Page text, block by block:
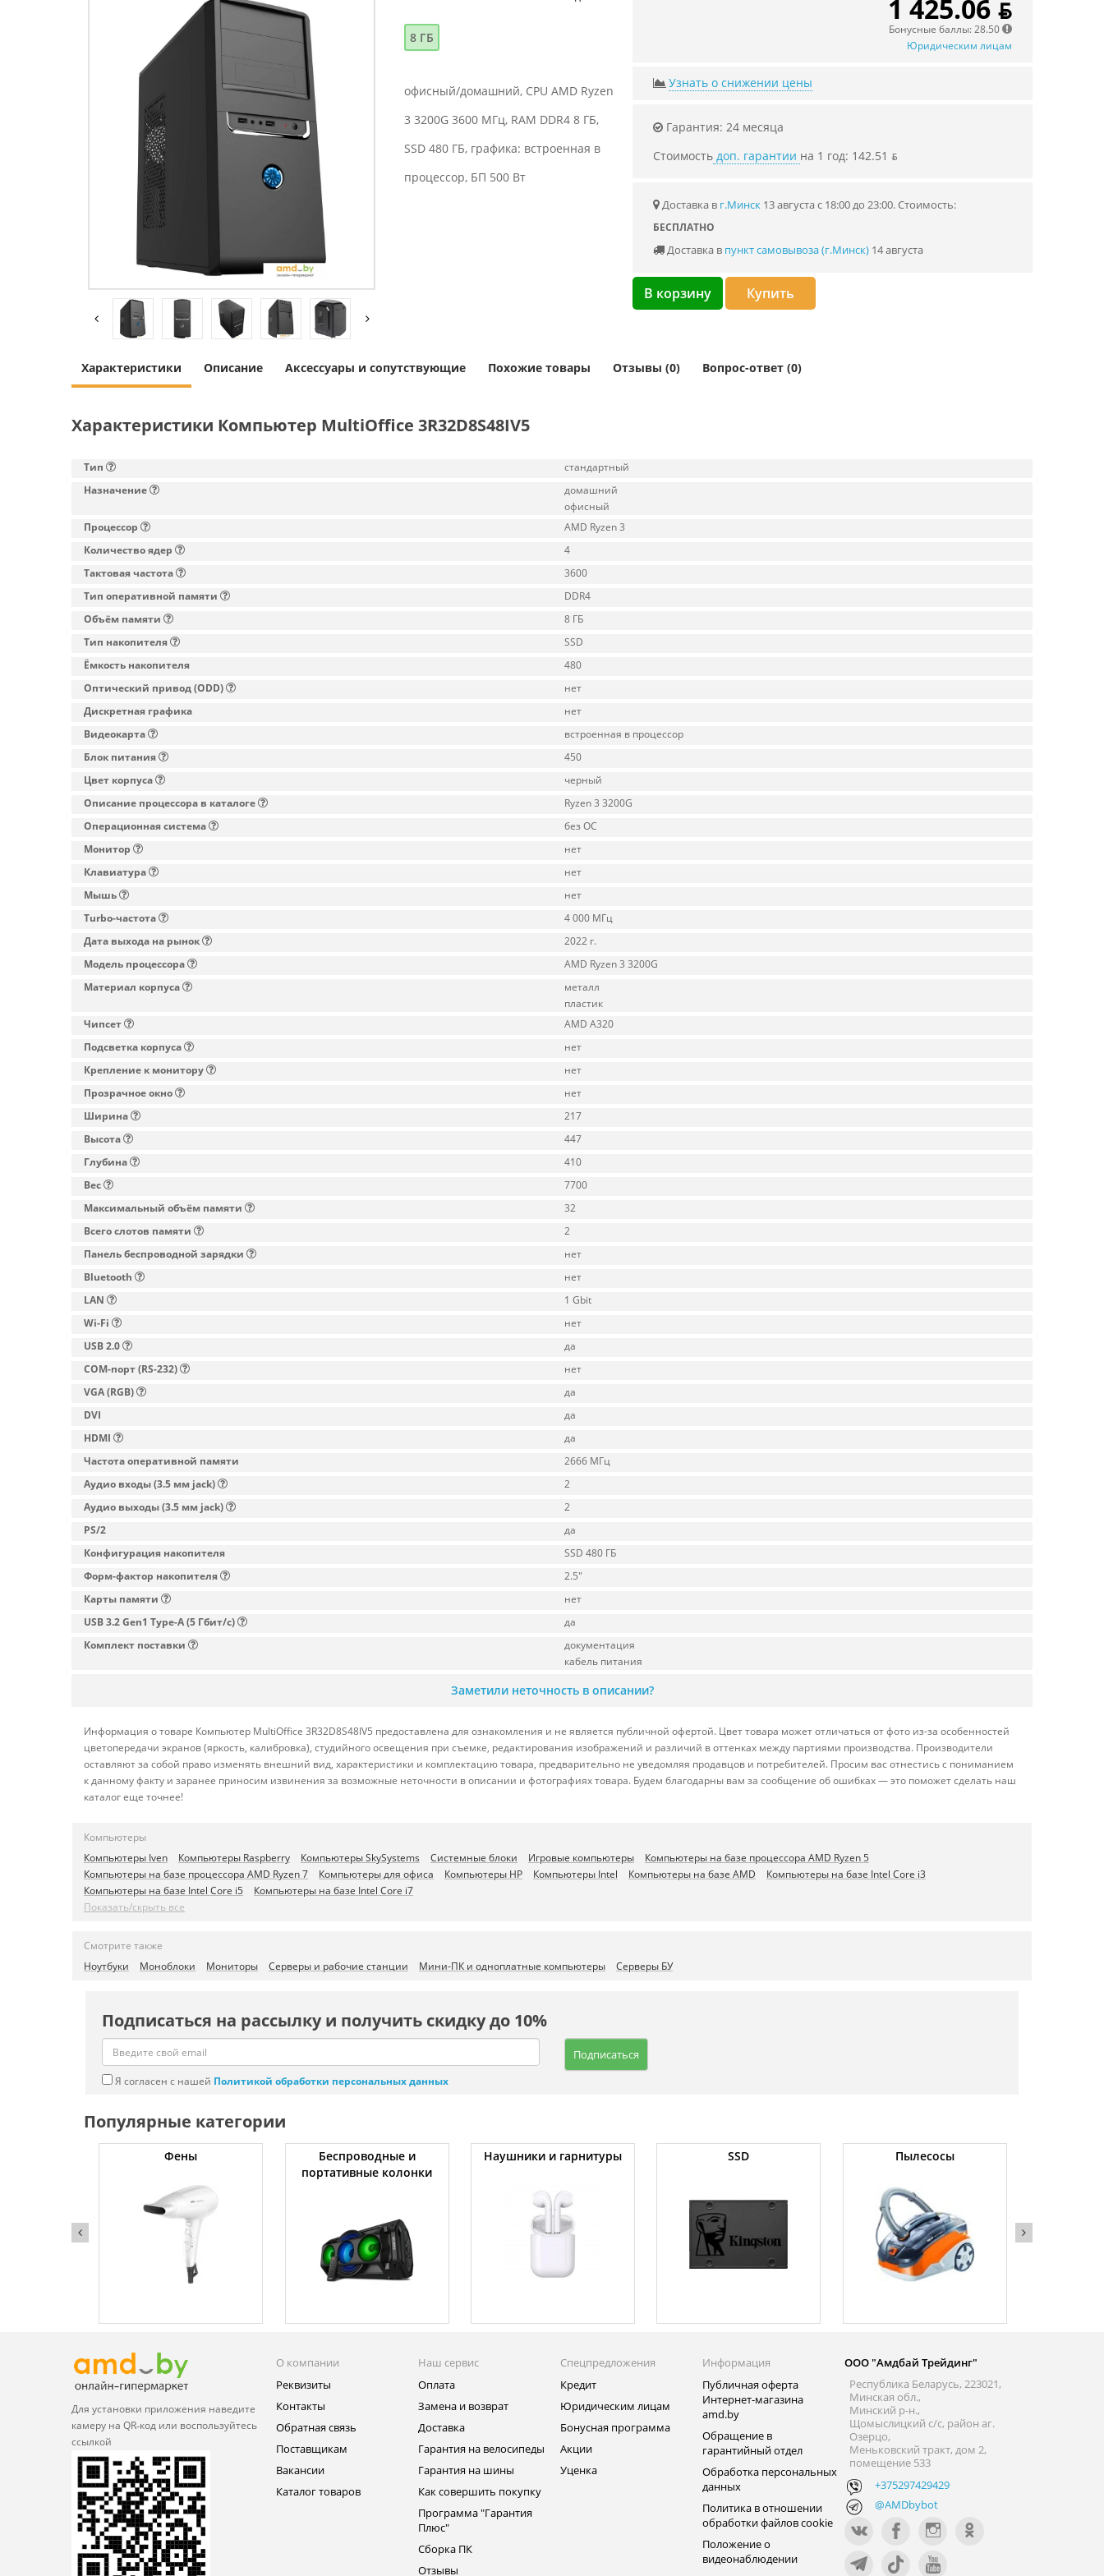
8 ГБ
офисный/домашний, CPU AMD Ryzen
3 3200G 3600 МГц, RAM DDR4 8 ГБ,
SSD 480 ГБ, графика: встроенная в
процессор, БП 500 Вт
1 425.06 ƃ
Бонусные баллы: 28.50
Юридическим лицам
Узнать о снижении цены
Гарантия: 24 месяца
Стоимостьдоп. гарантии на 1 год: 142.51 ƃ
Доставка в г.Минск13 августа с 18:00 до 23:00.Стоимость:
БЕСПЛАТНО
Доставка в пункт самовывоза (г.Минск)14 августа
В корзину Купить
Характеристики Описание Аксессуары и сопутствующие Похожие товары Отзывы (0) Вопрос-ответ (0)
Характеристики Компьютер MultiOffice 3R32D8S48IV5
Тип
стандартный
Назначение
домашний
офисный
Процессор
AMD Ryzen 3
Количество ядер
4
Тактовая частота
3600
Тип оперативной памяти
DDR4
Объём памяти
8 ГБ
Тип накопителя
SSD
Ёмкость накопителя
480
Оптический привод (ODD)
нет
Дискретная графика
нет
Видеокарта
встроенная в процессор
Блок питания
450
Цвет корпуса
черный
Описание процессора в каталоге
Ryzen 3 3200G
Операционная система
без ОС
Монитор
нет
Клавиатура
нет
Мышь
нет
Turbo-частота
4 000 МГц
Дата выхода на рынок
2022 г.
Модель процессора
AMD Ryzen 3 3200G
Материал корпуса
металл
пластик
Чипсет
AMD A320
Подсветка корпуса
нет
Крепление к монитору
нет
Прозрачное окно
нет
Ширина
217
Высота
447
Глубина
410
Вес
7700
Максимальный объём памяти
32
Всего слотов памяти
2
Панель беспроводной зарядки
нет
Bluetooth
нет
LAN
1 Gbit
Wi-Fi
нет
USB 2.0
да
COM-порт (RS-232)
нет
VGA (RGB)
да
DVI
да
HDMI
да
Частота оперативной памяти
2666 МГц
Аудио входы (3.5 мм jack)
2
Аудио выходы (3.5 мм jack)
2
PS/2
да
Конфигурация накопителя
SSD 480 ГБ
Форм-фактор накопителя
2.5"
Карты памяти
нет
USB 3.2 Gen1 Type-A (5 Гбит/с)
да
Комплект поставки
документация
кабель питания
Заметили неточность в описании?
Информация о товаре Компьютер MultiOffice 3R32D8S48IV5 предоставлена для ознакомления и не является публичной офертой. Цвет товара может отличаться от фото из-за особенностей
цветопередачи экранов (яркость, калибровка), студийного освещения при съемке, редактирования изображений и различий в оттенках между партиями производства. Производители
оставляют за собой право изменять внешний вид, характеристики и комплектацию товара, предварительно не уведомляя продавцов и потребителей. Просим вас отнестись с пониманием
к данному факту и заранее приносим извинения за возможные неточности в описании и фотографиях товара. Будем благодарны вам за сообщение об ошибках — это поможет сделать наш
каталог еще точнее!
Компьютеры
Компьютеры Iven
Компьютеры Raspberry Компьютеры SkySystems Системные блоки Игровые компьютеры
Компьютеры на базе процессора AMD Ryzen 5
Компьютеры на базе процессора AMD Ryzen 7
Компьютеры для офиса Компьютеры HP Компьютеры Intel Компьютеры на базе AMD
Компьютеры на базе Intel Core i3
Компьютеры на базе Intel Core i5
Компьютеры на базе Intel Core i7
Показать/скрыть все
Смотрите также
Ноутбуки
Моноблоки Мониторы Серверы и рабочие станции Мини-ПК и одноплатные компьютеры Серверы БУ
Подписаться на рассылку и получить скидку до 10%
Подписаться
Я согласен с нашей Политикой обработки персональных данных
Популярные категории
Фены
Беспроводные и
портативные колонки
Наушники и гарнитуры SSD Пылесосы
Для установки приложения наведите
камеру на QR‑код или воспользуйтесь
ссылкой
О компании
Реквизиты
Контакты
Обратная связь
Поставщикам
Вакансии
Каталог товаров
Наш сервис
Оплата
Замена и возврат
Доставка
Гарантия на велосипеды
Гарантия на шины
Как совершить покупку
Программа "Гарантия
Плюс"
Сборка ПК
Отзывы
Спецпредложения
Кредит
Юридическим лицам
Бонусная программа
Акции
Уценка
Информация
Публичная оферта
Интернет-магазина
amd.by
Обращение в
гарантийный отдел
Обработка персональных
данных
Политика в отношении
обработки файлов cookie
Положение о
видеонаблюдении
ООО "Амдбай Трейдинг"
Республика Беларусь, 223021,
Минская обл.,
Минский р-н.,
Щомыслицкий с/с, район аг.
Озерцо,
Меньковский тракт, дом 2,
помещение 533
+375297429429
@AMDbybot